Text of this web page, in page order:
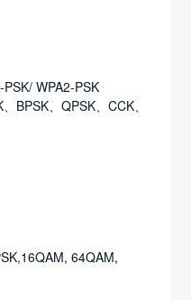
WPA2-PSK
BPSK、QPSK、CCK、
64QAM,